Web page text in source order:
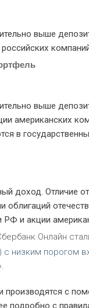
выше
выше
американских
в
доход. Отличие
облигаций
РФ и акции
Онлайн
низким порогом
производятся с
подробно с